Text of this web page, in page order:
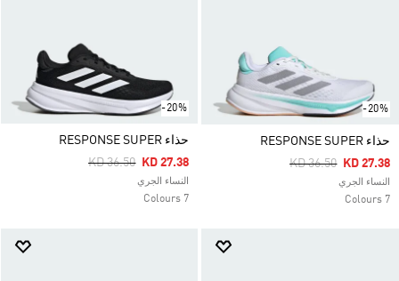
-20%
حذاء RESPONSE SUPER
Price Reduced
KD 36.50ToKD 27.38
النساء الجري
7 Colours
-20%
حذاء RESPONSE SUPER
Price Reduced From
KD 36.50ToKD 27.38
النساء الجري
7 Colours